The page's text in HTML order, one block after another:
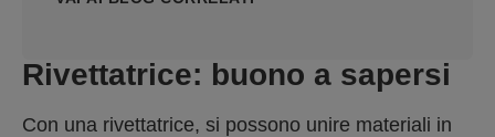
Rivettatrice: buono a sapersi
Con una rivettatrice, si possono unire materiali in